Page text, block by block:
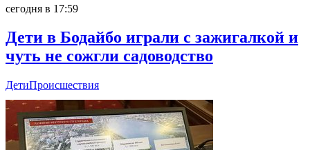
сегодня в 17:59
Дети в Бодайбо играли с зажигалкой и
чуть не сожгли садоводство
ДетиПроисшествия